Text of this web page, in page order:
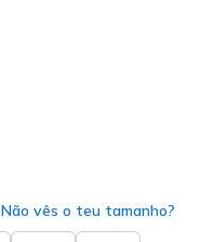
Não vês o teu tamanho?